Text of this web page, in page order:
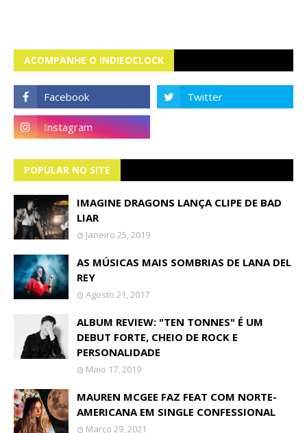
ACOMPANHE O INDIEOCLOCK
POPULAR NO SITE
IMAGINE DRAGONS LANÇA CLIPE DE BAD
LIAR
Janeiro 25, 2019
AS MÚSICAS MAIS SOMBRIAS DE LANA DEL
REY
Agosto 21, 2017
ALBUM REVIEW: "TEN TONNES" É UM
DEBUT FORTE, CHEIO DE ROCK E
PERSONALIDADE
Maio 17, 2019
MAUREN MCGEE FAZ FEAT COM NORTE-
AMERICANA EM SINGLE CONFESSIONAL
Março 29, 2021